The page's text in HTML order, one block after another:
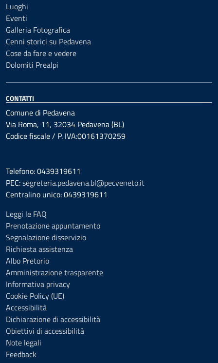
Luoghi
Eventi
Galleria Fotografica
Cenni storici su Pedavena
Cose da fare e vedere
Dolomiti Prealpi
CONTATTI
Comune di Pedavena
Via Roma, 11, 32034 Pedavena (BL)
Codice fiscale / P. IVA:00161370259
Telefono: 0439319611
PEC:segreteria.pedavena.bl@pecveneto.it
Centralino unico: 0439319611
Leggi le FAQ
Prenotazione appuntamento
Segnalazione disservizio
Richiesta assistenza
Albo Pretorio
Amministrazione trasparente
Informativa privacy
Cookie Policy (UE)
Accessibilità
Dichiarazione di accessibilità
Obiettivi di accessibilità
Note legali
Feedback